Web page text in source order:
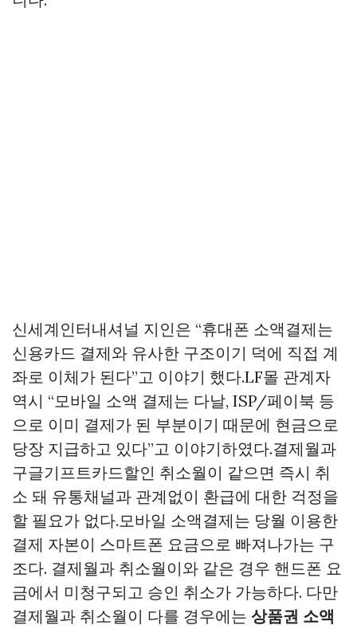
신세계인터내셔널 지인은 “휴대폰 소액결제는
신용카드 결제와 유사한 구조이기 덕에 직접 계
좌로 이체가 된다”고 이야기 했다.LF몰 관계자
역시 “모바일 소액 결제는 다날, ISP/페이북 등
으로 이미 결제가 된 부분이기 때문에 현금으로
당장 지급하고 있다”고 이야기하였다.결제월과
구글기프트카드할인 취소월이 같으면 즉시 취
소 돼 유통채널과 관계없이 환급에 대한 걱정을
할 필요가 없다.모바일 소액결제는 당월 이용한
결제 자본이 스마트폰 요금으로 빠져나가는 구
조다. 결제월과 취소월이와 같은 경우 핸드폰 요
금에서 미청구되고 승인 취소가 가능하다. 다만
결제월과 취소월이 다를 경우에는 상품권 소액